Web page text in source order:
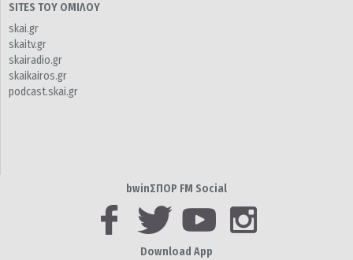
SITES ΤΟΥ ΟΜΙΛΟΥ
skai.gr
skaitv.gr
skairadio.gr
skaikairos.gr
podcast.skai.gr
bwinΣΠΟΡ FM Social
Download App